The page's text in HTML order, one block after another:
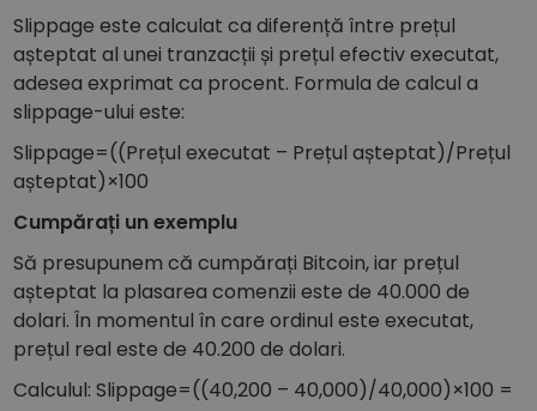
Slippage este calculat ca diferență între prețul
așteptat al unei tranzacții și prețul efectiv executat,
adesea exprimat ca procent. Formula de calcul a
slippage-ului este:
Slippage=((Prețul executat – Prețul așteptat)/Prețul
așteptat)×100
Cumpărați un exemplu
Să presupunem că cumpărați Bitcoin, iar prețul
așteptat la plasarea comenzii este de 40.000 de
dolari. În momentul în care ordinul este executat,
prețul real este de 40.200 de dolari.
Calculul: Slippage=((40,200 – 40,000)/40,000)×100 =